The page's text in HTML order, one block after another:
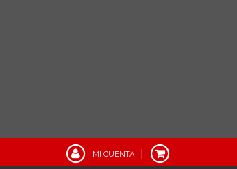
MI CUENTA